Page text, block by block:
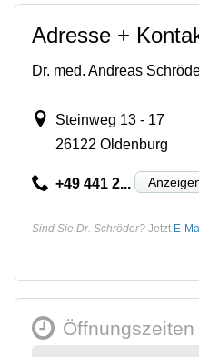
Adresse +
Dr. med. Andreas
Steinweg 13 - 17
26122 Oldenburg
+49 441 2...
Sind Sie Dr. Schröder? Jetzt E-
Öffnungszeiten